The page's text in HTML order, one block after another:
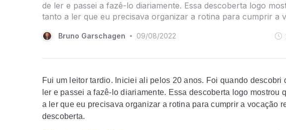
de ler e passei a fazê-lo diariamente. Essa descoberta logo
tanto a ler que eu precisava organizar a rotina para cumprir a
Bruno Garschagen • 09/08/2022
Fui um leitor tardio. Iniciei ali pelos 20 anos. Foi quando descobri
ler e passei a fazê-lo diariamente. Essa descoberta logo mostrou
a ler que eu precisava organizar a rotina para cumprir a vocação
descoberta.